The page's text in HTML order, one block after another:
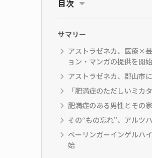
目次
サマリー
アストラゼネカ、医療×
ョン・マンガの提供を開始
アストラゼネカ、郡山市
「肥満症のただしいミカ
肥満症のある男性とその
その“もの忘れ”、アルツ
ベーリンガーインゲルハ
始